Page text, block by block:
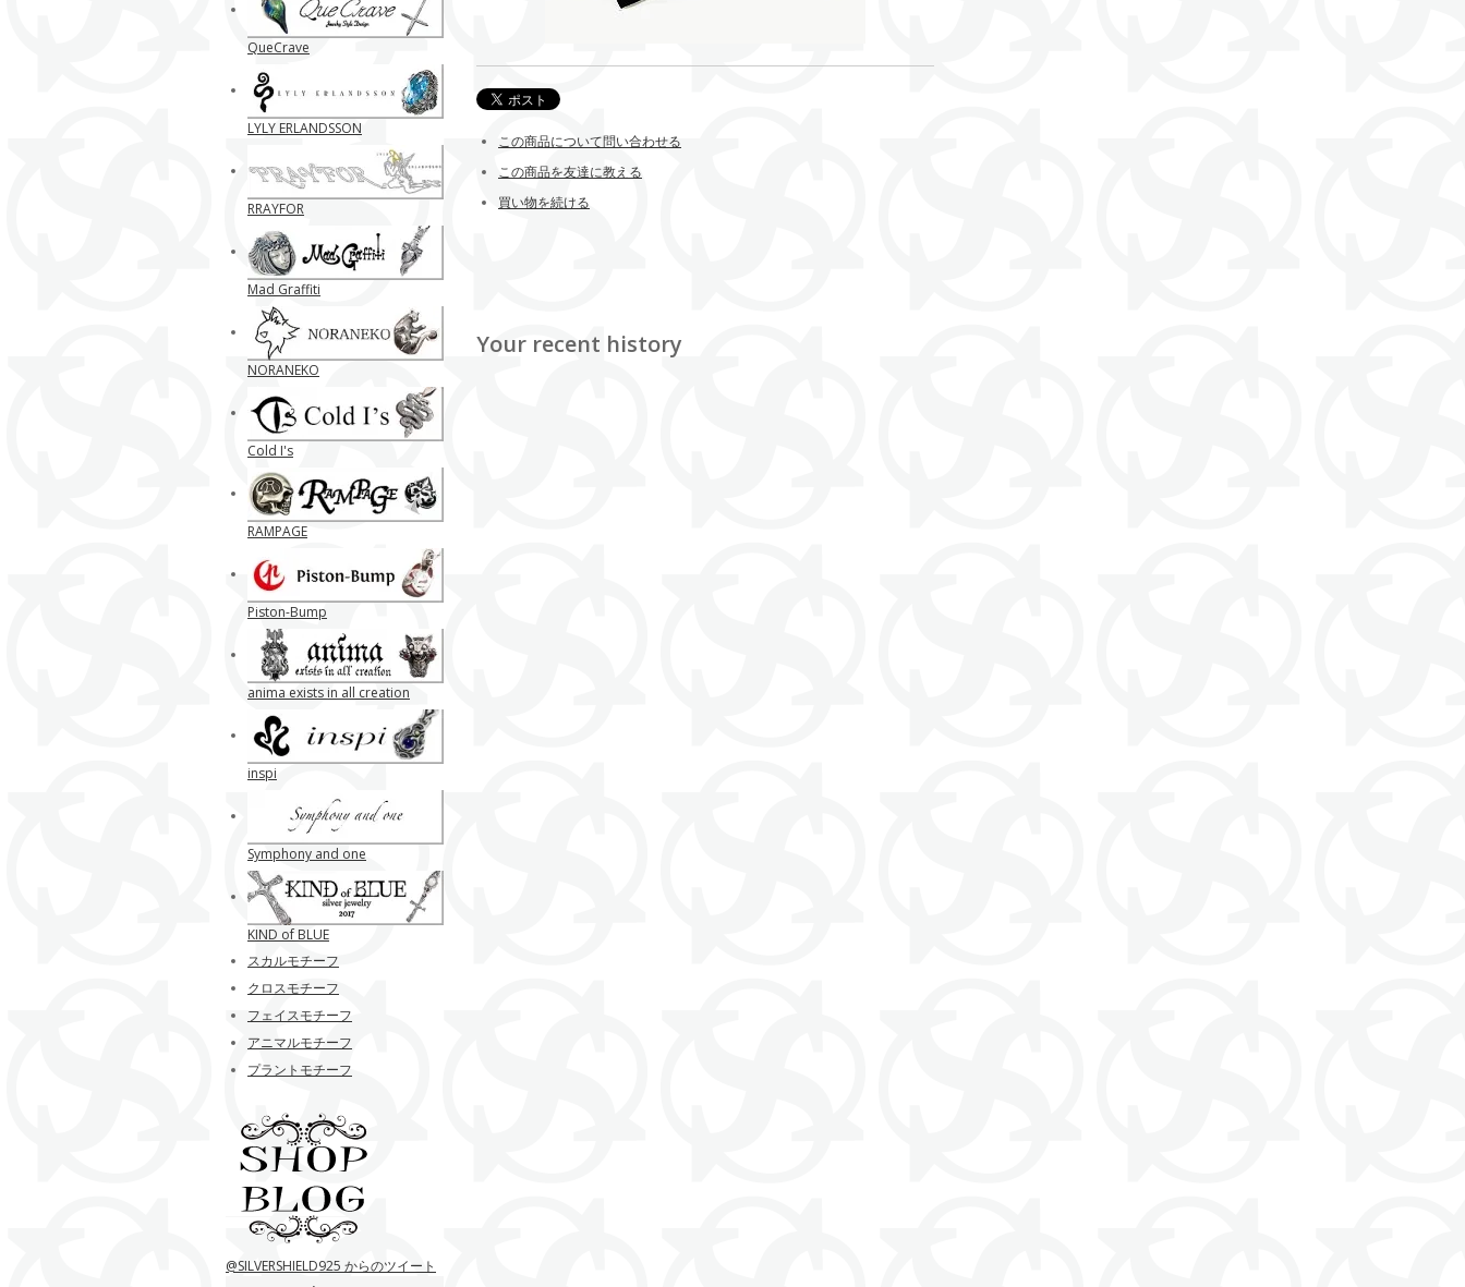
この商品について問い合わせる
この商品を友達に教える
買い物を続ける
Your recent history
QueCrave
LYLY ERLANDSSON
RRAYFOR
Mad Graffiti
NORANEKO
Cold I's
RAMPAGE
Piston-Bump
anima exists in all creation
inspi
Symphony and one
KIND of BLUE
スカルモチーフ
クロスモチーフ
フェイスモチーフ
アニマルモチーフ
プラントモチーフ
@SILVERSHIELD925 からのツイート